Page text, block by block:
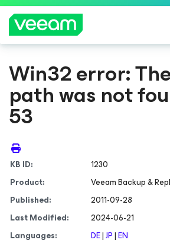
Recommandations de
impactés par la mise à jour
LIRE
LA
E
Win32 error:
path was not
53
KB ID:
1230
Product:
Veeam Backup &
Published:
2011-09-28
Last Modified:
2024-06-21
Languages:
DE|JP|EN